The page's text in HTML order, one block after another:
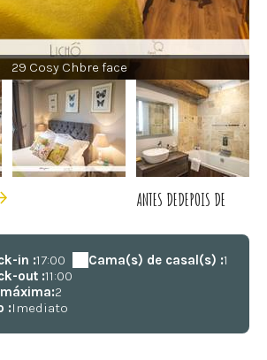
29 Cosy Chbre face
ANTES DEDEPOIS DE
in :17:00
out :11:00
2
:Imediato
Cama(s) de casal(s) :1